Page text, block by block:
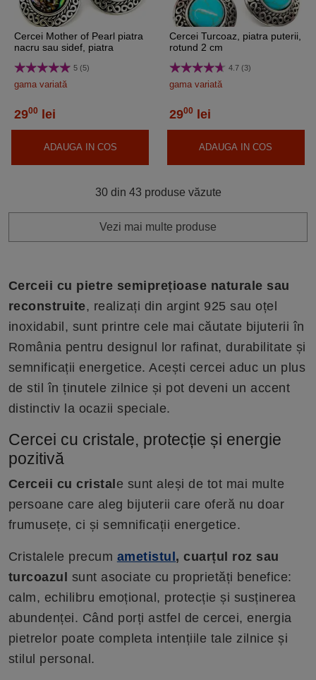
Cercei Mother of Pearl piatra
nacru sau sidef, piatra
model
5 (5)
gama variată
2900 lei
ADAUGA IN COS
Cercei Turcoaz, piatra puterii,
rotund 2 cm
4.7 (3)
gama variată
2900 lei
ADAUGA IN COS
30 din 43 produse văzute
Vezi mai multe produse
Cerceii cu pietre semiprețioase naturale sau
reconstruite, realizați din argint 925 sau oțel
inoxidabil, sunt printre cele mai căutate bijuterii în
România pentru designul lor rafinat, durabilitate și
semnificații energetice. Acești cercei aduc un plus
de stil în ținutele zilnice și pot deveni un accent
distinctiv la ocazii speciale.
Cercei cu cristale, protecție și energie
pozitivă
Cerceii cu cristal e sunt aleși de tot mai multe
persoane care aleg bijuterii care oferă nu doar
frumusețe, ci și semnificații energetice.
Cristalele precum ametistul , cuarțul roz sau
turcoazul
sunt asociate cu proprietăți benefice:
calm, echilibru emoțional, protecție și susținerea
abundenței. Când porți astfel de cercei, energia
pietrelor poate completa intențiile tale zilnice și
stilul personal.